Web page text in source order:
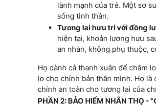
lành mạnh của trẻ. Một sơ
sống tinh thần.
Tương lai hưu trí với đồng
hiện tại, khoản lương hưu
an nhàn, không phụ thuộc,
Họ dành cả thanh xuân để chăm
lo cho chính bản thân mình. Họ
chính an toàn cho tương lai của
PHẦN 2: BẢO HIỂM NHÂN THỌ -